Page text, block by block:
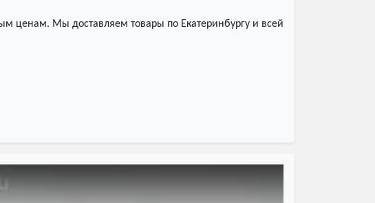
ценам. Мы доставляем товары по Екатеринбургу и всей